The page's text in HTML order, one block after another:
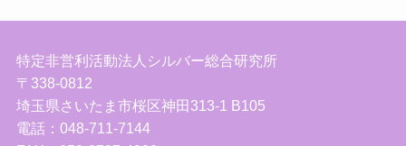
特定非営利活動法人シルバー総合研究所
〒338-0812
埼玉県さいたま市桜区神田313-1 B105
電話：048-711-7144